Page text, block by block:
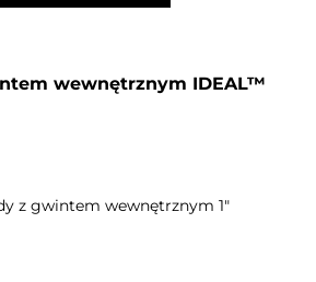
wewnętrznym IDEAL™
z gwintem wewnętrznym 1"